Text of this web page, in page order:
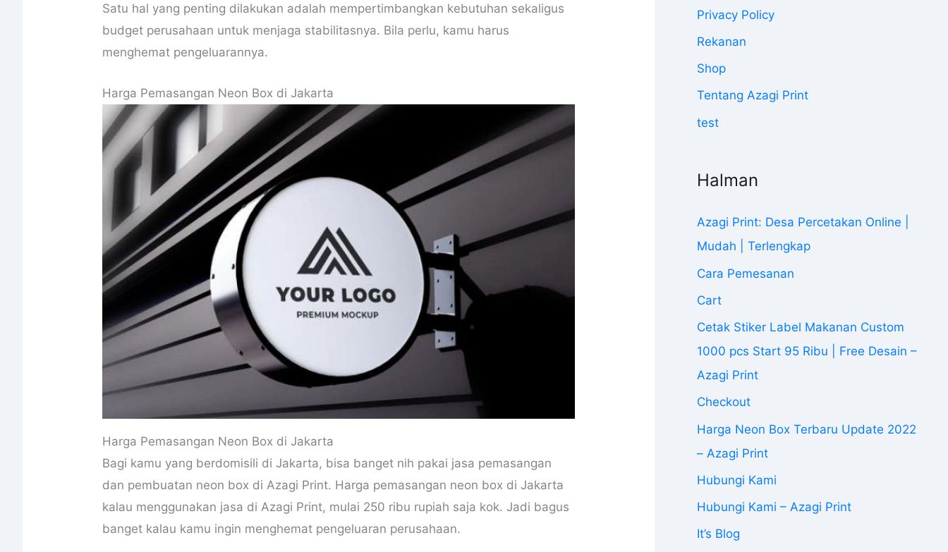
Satu hal yang penting dilakukan adalah mempertimbangkan kebutuhan sekaligus
budget perusahaan untuk menjaga stabilitasnya. Bila perlu, kamu harus
menghemat pengeluarannya.
Harga Pemasangan Neon Box di Jakarta
Harga Pemasangan Neon Box di Jakarta
Bagi kamu yang berdomisili di Jakarta, bisa banget nih pakai jasa pemasangan
dan pembuatan neon box di Azagi Print. Harga pemasangan neon box di Jakarta
kalau menggunakan jasa di Azagi Print, mulai 250 ribu rupiah saja kok. Jadi bagus
banget kalau kamu ingin menghemat pengeluaran perusahaan.
Privacy Policy
Rekanan
Shop
Tentang Azagi Print
test
Halman
Azagi Print: Desa Percetakan Online |
Mudah | Terlengkap
Cara Pemesanan
Cart
Cetak Stiker Label Makanan Custom
1000 pcs Start 95 Ribu | Free Desain –
Azagi Print
Checkout
Harga Neon Box Terbaru Update 2022
– Azagi Print
Hubungi Kami
Hubungi Kami – Azagi Print
It’s Blog